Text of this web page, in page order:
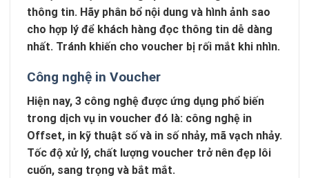
thông tin. Hãy phân bổ nội dung và hình ảnh sao
cho hợp lý để khách hàng đọc thông tin dễ dàng
nhất. Tránh khiến cho voucher bị rối mắt khi nhìn.
Công nghệ in Voucher
Hiện nay, 3 công nghệ được ứng dụng phổ biến
trong dịch vụ in voucher đó là: công nghệ in
Offset, in kỹ thuật số và in số nhảy, mã vạch nhảy.
Tốc độ xử lý, chất lượng voucher trở nên đẹp lôi
cuốn, sang trọng và bắt mắt.